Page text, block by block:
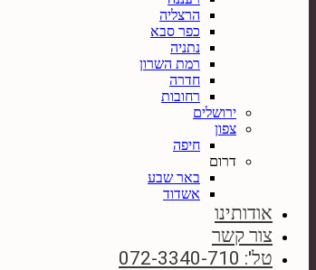
הרצליה
כפר סבא
נתניה
רמת השרון
חדרה
רחובות
ירושלים
צפון
חיפה
דרום
באר שבע
אשדוד
אודותינו
צור קשר
טל': 072-3340-710